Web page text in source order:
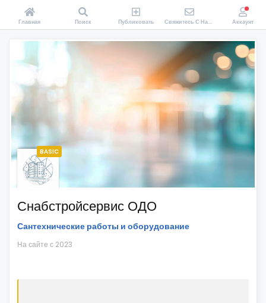
BASIC
Снабстройсервис ОДО
Сантехнические работы и оборудование
На сайте с 2023
Главная Поиск Публиковать Свяжитесь С Нами Аккаунт